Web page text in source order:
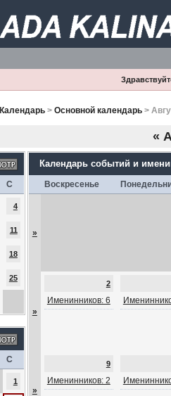
Календарь> Основной календарь>
«
С
4
11
18
25
С
1
Календарь событий и
Воскресенье
»
»
2
Именинников: 6
»
9
Именинников: 2